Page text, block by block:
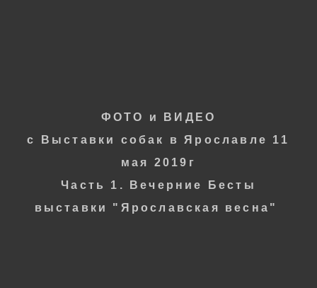
ФОТО и ВИДЕО
с
Выставки собак в Ярославле 11
мая 2019г
Часть 1. Вечерние Б есты
выставки "Ярославская весна"